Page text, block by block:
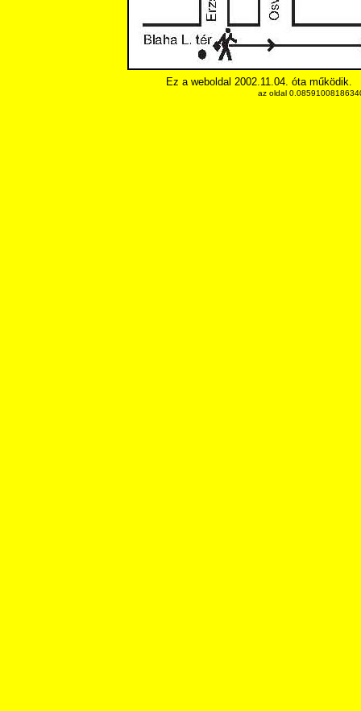
Ez a weboldal 2002.11.04. óta működik.
az oldal